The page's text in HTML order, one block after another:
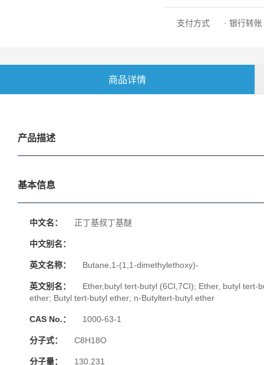
支付方式 · 银行转账
商品详情
产品描述
基本信息
中文名： 正丁基叔丁基醚
中文别名：
英文名称： Butane,1-(1,1-dimethylethoxy)-
英文别名：
Ether,butyl tert-butyl (6CI,7CI); Ether, butyl
ether; Butyl tert-butyl ether; n-Butyltert-butyl ether
CAS No.： 1000-63-1
分子式： C8H18O
分子量： 130.231